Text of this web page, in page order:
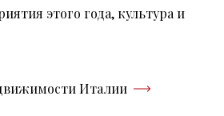
этого года, культура и
Италии